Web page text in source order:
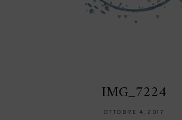
IMG_7224
OTTOBRE 4, 2017